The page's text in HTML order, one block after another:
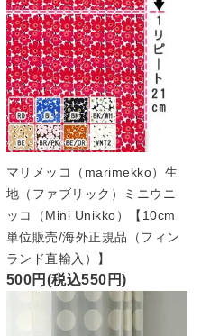
マリメッコ（marimekko）生
地（ファブリック）ミニウニ
ッコ（Mini Unikko）【10cm
単位販売/海外正規品（フィン
ランド直輸入）】
500円(税込550円)